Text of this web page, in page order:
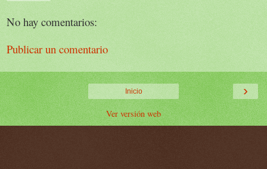
No hay comentarios:
Publicar un comentario
›
Inicio
Ver versión web